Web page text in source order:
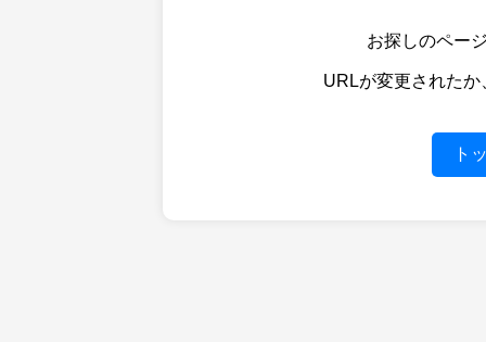
お探しのペー
URLが変更された
ト